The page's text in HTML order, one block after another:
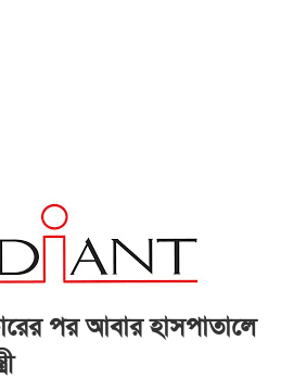
পর আবার হাসপাতালে